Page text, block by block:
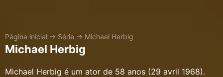
Página inicial → Série → Michael Herbig
Michael Herbig
Michael Herbig é um ator de 58 anos (29 avril 1968).